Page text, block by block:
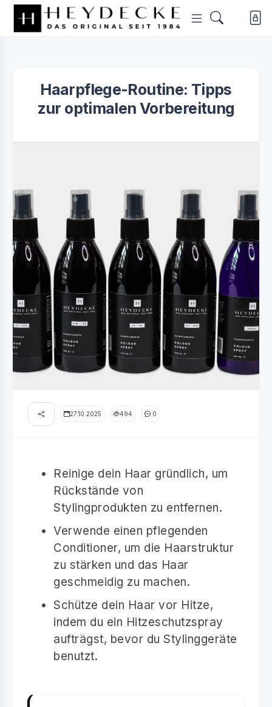
Haarpflege-Routine: Tipps
zur optimalen Vorbereitung
27.10.2025 494 0
Reinige dein Haar gründlich, um
Rückstände von
Stylingprodukten zu entfernen.
Verwende einen pflegenden
Conditioner, um die Haarstruktur
zu stärken und das Haar
geschmeidig zu machen.
Schütze dein Haar vor Hitze,
indem du ein Hitzeschutzspray
aufträgst, bevor du Stylinggeräte
benutzt.